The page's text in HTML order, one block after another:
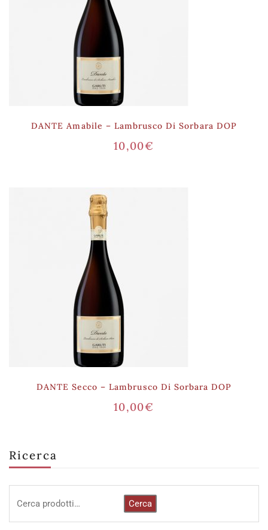
Ricerca
Cerca
DANTE Amabile – Lambrusco Di Sorbara DOP
10,00€
DANTE Secco – Lambrusco Di Sorbara DOP
10,00€